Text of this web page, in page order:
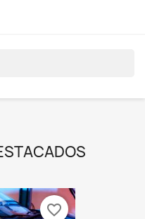
favorite_border